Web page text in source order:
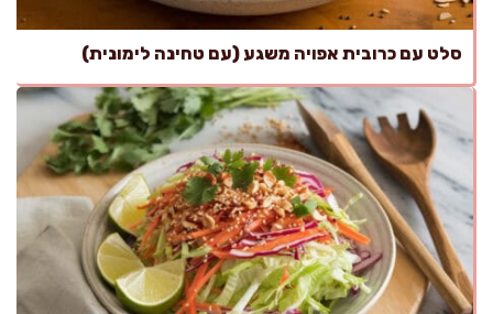
סלט עם כרובית אפויה משגע (עם טחינה לימונית)